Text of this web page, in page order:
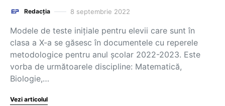
Redacția 8 septembrie 2022
Modele de teste inițiale pentru elevii care sunt în
clasa a X-a se găsesc în documentele cu reperele
metodologice pentru anul școlar 2022-2023. Este
vorba de următoarele discipline: Matematică,
Biologie,…
Vezi articolul